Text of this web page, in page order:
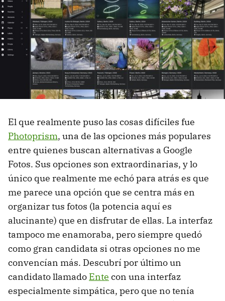
El que realmente puso las cosas difíciles fue
Photoprism, una de las opciones más populares
entre quienes buscan alternativas a Google
Fotos. Sus opciones son extraordinarias, y lo
único que realmente me echó para atrás es que
me parece una opción que se centra más en
organizar tus fotos (la potencia aquí es
alucinante) que en disfrutar de ellas. La interfaz
tampoco me enamoraba, pero siempre quedó
como gran candidata si otras opciones no me
convencían más. Descubrí por último un
candidato llamado Ente con una interfaz
especialmente simpática, pero que no tenía